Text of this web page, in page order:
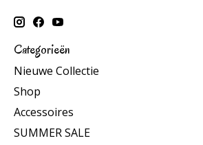
Categorieën
Nieuwe Collectie
Shop
Accessoires
SUMMER SALE